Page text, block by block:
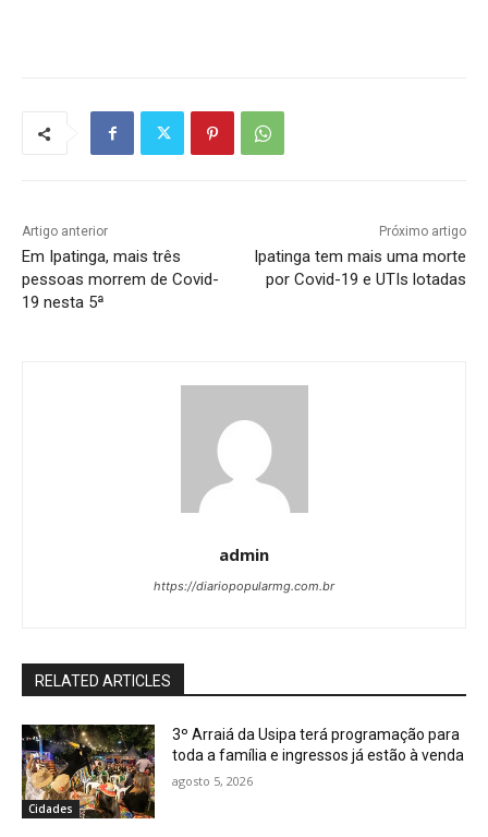
Artigo anterior
Em Ipatinga, mais três
pessoas morrem de Covid-
19 nesta 5ª
Próximo artigo
Ipatinga tem mais uma morte
por Covid-19 e UTIs lotadas
admin
https://diariopopularmg.com.br
RELATED ARTICLES
Cidades
3º Arraiá da Usipa terá programação para
toda a família e ingressos já estão à venda
agosto 5, 2026